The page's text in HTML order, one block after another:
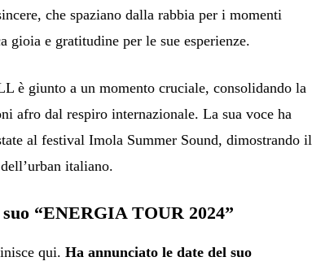
che spaziano dalla rabbia per i momenti
e gratitudine per le sue esperienze.
è giunto a un momento cruciale, consolidando la
afro dal respiro internazionale. La sua voce ha
al festival Imola Summer Sound, dimostrando il
italiano.
“ENERGIA TOUR 2024”
qui.Ha annunciato le date del suo